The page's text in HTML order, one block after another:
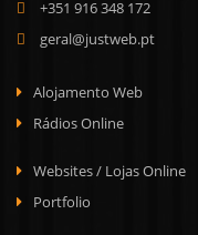
+351 916 348 172
geral@justweb.pt
Alojamento Web
Rádios Online
Websites / Lojas Online
Portfolio